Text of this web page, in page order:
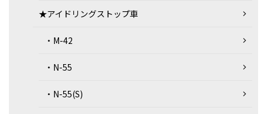
★アイドリングストップ車
・M-42
・N-55
・N-55(S)